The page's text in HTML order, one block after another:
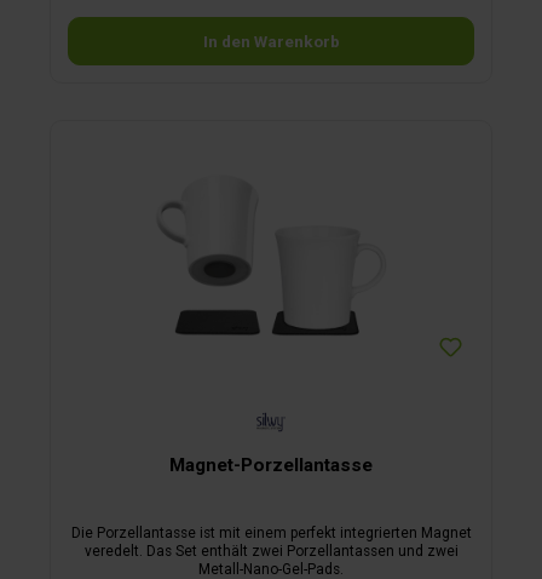
In den Warenkorb
Magnet-Porzellantasse
Die Porzellantasse ist mit einem perfekt integrierten Magnet
veredelt. Das Set enthält zwei Porzellantassen und zwei
Metall-Nano-Gel-Pads.